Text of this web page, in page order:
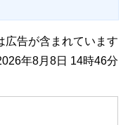
広告が含まれています
年8月8日 14時46分